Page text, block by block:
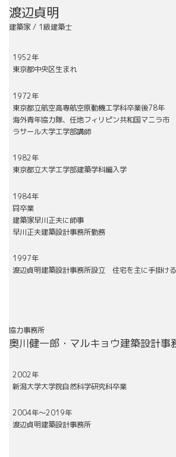
渡辺貞明
建築家 / 1級建築士
1952年
東京都中央区生まれ
1972年
東京都立航空高専航空原動機工学科卒業後78年
海外青年協力隊、任地フィリピン共和国マニラ市
ラサール大学工学部講師
1982年
東京都立大学工学部建築学科編入学
1984年
同卒業
建築家早川正夫に師事
早川正夫建築設計事務所勤務
1997年
渡辺貞明建築設計事務所設立 住宅を主に手掛ける
協力事務所
奥川健一郎・マルキョウ建築設計事
2002年
新潟大学大学院自然科学研究科卒業
2004年～2019年
渡辺貞明建築設計事務所